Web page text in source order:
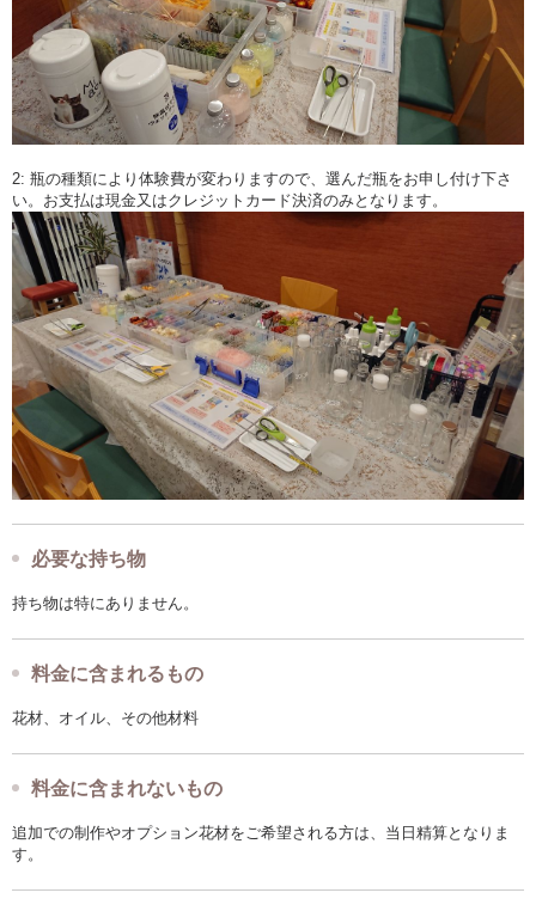
2: 瓶の種類により体験費が変わりますので、選んだ瓶をお申し付け下さ
い。お支払は現金又はクレジットカード決済のみとなります。
必要な持ち物
持ち物は特にありません。
料金に含まれるもの
花材、オイル、その他材料
料金に含まれないもの
追加での制作やオプション花材をご希望される方は、当日精算となりま
す。